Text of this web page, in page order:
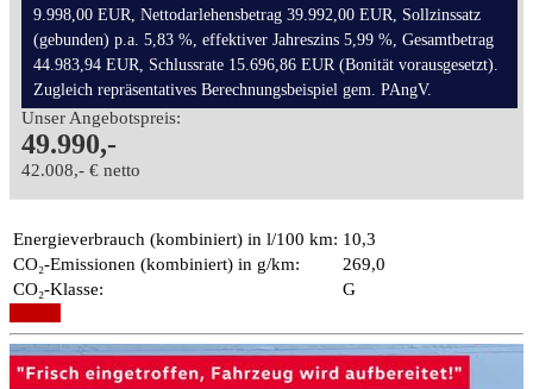
9.998,00 EUR, Nettodarlehensbetrag 39.992,00 EUR, Sollzinssatz
(gebunden) p.a. 5,83 %, effektiver Jahreszins 5,99 %, Gesamtbetrag
44.983,94 EUR, Schlussrate 15.696,86 EUR (Bonität vorausgesetzt).
Zugleich repräsentatives Berechnungsbeispiel gem. PAngV.
Unser Angebotspreis:
49.990,-
42.008,- € netto
Energieverbrauch (kombiniert) in l/100 km: 10,3
CO₂-Emissionen (kombiniert) in g/km:
269,0
CO₂-Klasse:
G